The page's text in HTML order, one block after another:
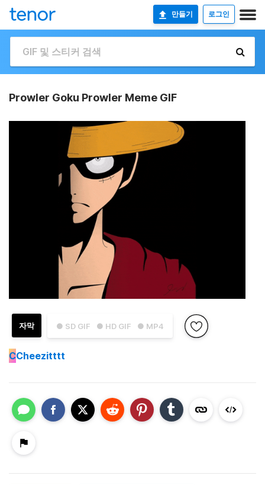
만들기 로그인
Prowler Goku Prowler Meme GIF
● SD GIF ● HD GIF ● MP4
자막
CCheezitttt